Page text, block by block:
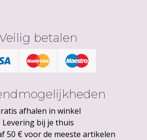
betalen
afhalen in winkel
Levering bij je thuis
50 € voor de meeste artikelen